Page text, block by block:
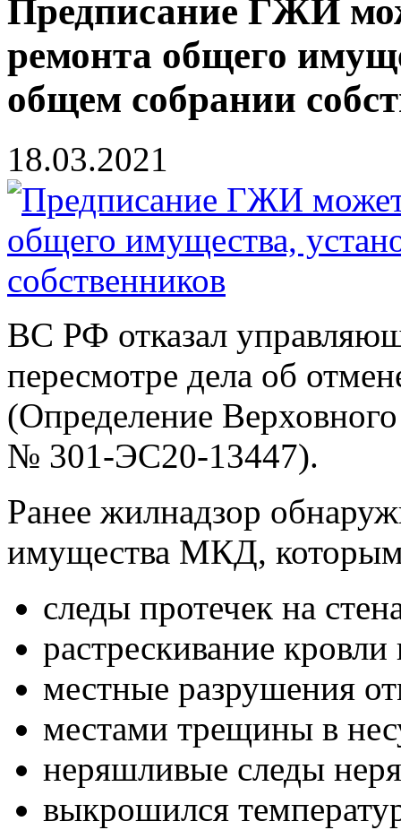
Предписание ГЖИ
ремонта общего
общем собрании
18.03.2021
ВС РФ отказал
пересмотре дела об
(Определение
№ 301-ЭС20-13447).
Ранее жилнадзор
имущества МКД,
следы протечек на
растрескивание
местные разрушения
местами трещины в
неряшливые следы
выкрошился